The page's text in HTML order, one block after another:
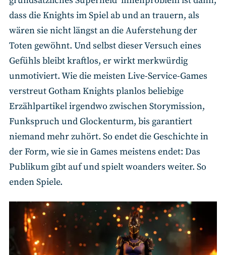
dass die Knights im Spiel ab und an trauern, als
wären sie nicht längst an die Auferstehung der
Toten gewöhnt. Und selbst dieser Versuch eines
Gefühls bleibt kraftlos, er wirkt merkwürdig
unmotiviert. Wie die meisten Live-Service-Games
verstreut Gotham Knights planlos beliebige
Erzählpartikel irgendwo zwischen Storymission,
Funkspruch und Glockenturm, bis garantiert
niemand mehr zuhört. So endet die Geschichte in
der Form, wie sie in Games meistens endet: Das
Publikum gibt auf und spielt woanders weiter. So
enden Spiele.